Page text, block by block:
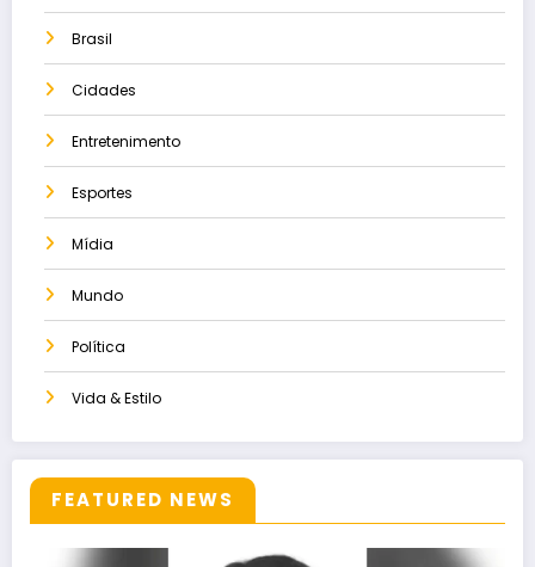
Brasil
Cidades
Entretenimento
Esportes
Mídia
Mundo
Política
Vida & Estilo
FEATURED NEWS